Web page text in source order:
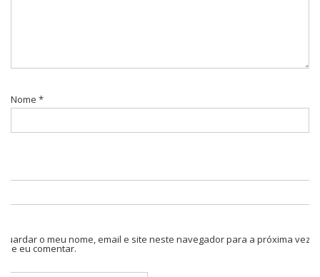
Nome *
Guardar o meu nome, email e site neste navegador para a próxima vez
que eu comentar.